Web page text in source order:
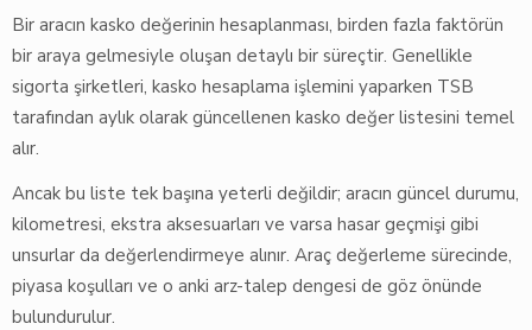
Bir aracın kasko değerinin hesaplanması, birden fazla faktörün
bir araya gelmesiyle oluşan detaylı bir süreçtir. Genellikle
sigorta şirketleri, kasko hesaplama işlemini yaparken TSB
tarafından aylık olarak güncellenen kasko değer listesini temel
alır.
Ancak bu liste tek başına yeterli değildir; aracın güncel durumu,
kilometresi, ekstra aksesuarları ve varsa hasar geçmişi gibi
unsurlar da değerlendirmeye alınır. Araç değerleme sürecinde,
piyasa koşulları ve o anki arz-talep dengesi de göz önünde
bulundurulur.